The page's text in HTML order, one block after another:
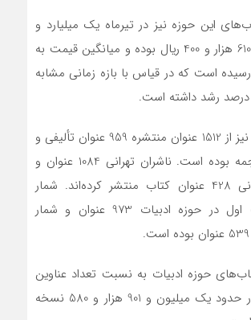
این حوزه نیز در تیرماه یک میلیارد و
584 میلیون و 610 هزار و 400 ریال بوده و میانگین قیمت به
رسیده است که در قیاس با بازه زمانی مشابه
در حوزه ادبیات نیز از 1512 عنوان منتشره 959 عنوان تألیفی و
553 عنوان ترجمه بوده است. ناشران تهرانی 1084 عنوان و
ناشران شهرستانی 428 عنوان کتاب منتشر کرده‌اند. شمار
کتاب‌های چاپ اول در حوزه ادبیات 973 عنوان و شمار
حوزه ادبیات به نسبت تعداد عناوین
پایین بوده و در حدود یک میلیون و 901 هزار و 580 نسخه